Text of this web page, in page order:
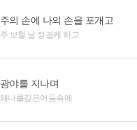
주의 손에 나의 손을 포개고
주 보혈 날 정결케 하고
광야를 지나며
왜나를깊은어둠속에